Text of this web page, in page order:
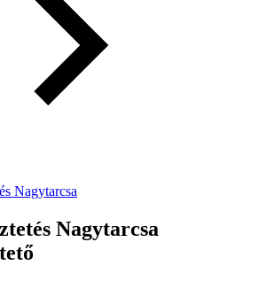
Nagytarcsa
Nagytarcsa